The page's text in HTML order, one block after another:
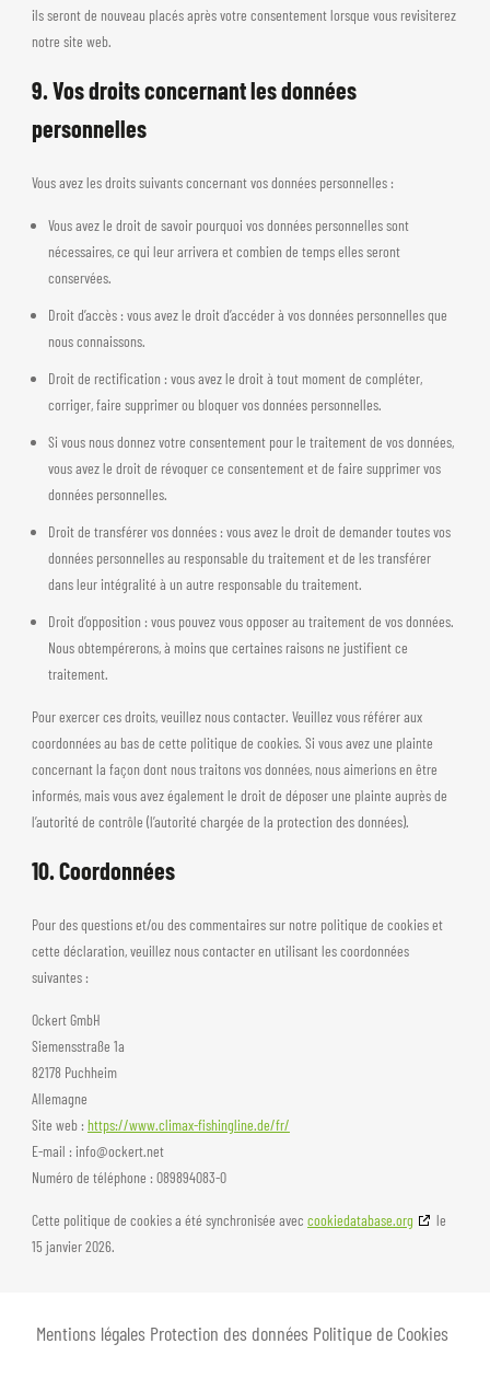
ils seront de nouveau placés après votre consentement lorsque vous revisiterez
notre site web.
9. Vos droits concernant les données
personnelles
Vous avez les droits suivants concernant vos données personnelles :
Vous avez le droit de savoir pourquoi vos données personnelles sont
nécessaires, ce qui leur arrivera et combien de temps elles seront
conservées.
Droit d’accès : vous avez le droit d’accéder à vos données personnelles que
nous connaissons.
Droit de rectification : vous avez le droit à tout moment de compléter,
corriger, faire supprimer ou bloquer vos données personnelles.
Si vous nous donnez votre consentement pour le traitement de vos données,
vous avez le droit de révoquer ce consentement et de faire supprimer vos
données personnelles.
Droit de transférer vos données : vous avez le droit de demander toutes vos
données personnelles au responsable du traitement et de les transférer
dans leur intégralité à un autre responsable du traitement.
Droit d’opposition : vous pouvez vous opposer au traitement de vos données.
Nous obtempérerons, à moins que certaines raisons ne justifient ce
traitement.
Pour exercer ces droits, veuillez nous contacter. Veuillez vous référer aux
coordonnées au bas de cette politique de cookies. Si vous avez une plainte
concernant la façon dont nous traitons vos données, nous aimerions en être
informés, mais vous avez également le droit de déposer une plainte auprès de
l’autorité de contrôle (l’autorité chargée de la protection des données).
10. Coordonnées
Pour des questions et/ou des commentaires sur notre politique de cookies et
cette déclaration, veuillez nous contacter en utilisant les coordonnées
suivantes :
Ockert GmbH
Siemensstraße 1a
82178 Puchheim
Allemagne
Site web : https://www.climax-fishingline.de/fr/
E-mail : info@ockert.net
Numéro de téléphone : 089894083-0
Cette politique de cookies a été synchronisée avec cookiedatabase.org
le
15 janvier 2026.
Mentions légales Protection des données Politique de Cookies